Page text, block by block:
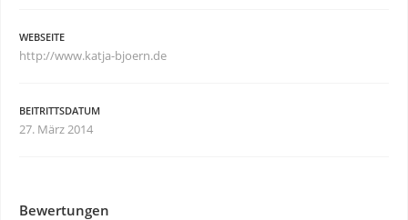
WEBSEITE
http://www.katja-bjoern.de
BEITRITTSDATUM
27. März 2014
Bewertungen